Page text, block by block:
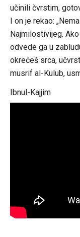
učinili čvrstim,
I on je rekao:
Najmilostivijeg.
odvede ga u
okrećeš srca,
musrif al-Kulub,
Ibnul-Kajjim